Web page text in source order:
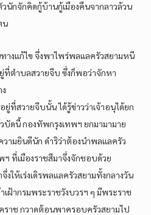
นักจักคิดกู้บ้านกู้เมืองคืนจากลาวล้วน
น
างแก้ไข จึ่งพาไพร่พลแลครัวสยามหนี
ที่ตำบลสวายจีบ ซึ่งก็พอว่าจักหา
ที่สวายจีบนั้น ได้รู้ข่าวว่าเจ้าอนุได้ยก
บัดนี้ กองทัพกรุงเทพฯ ยกมามามาย
วามยินดีนัก ดำริว่าต้องนำพลแลครัว
ที่เมืองราชสีมาจึ่งจักชอบด้วย
งให้เร่งเดิรพลแลครัวสยามทั้งกลางวัน
าเฝ้ากรมพระราชวังบวรฯ ๆ มีพระราช
ราช กวาดต้อนพาครอบครัวสยามไป